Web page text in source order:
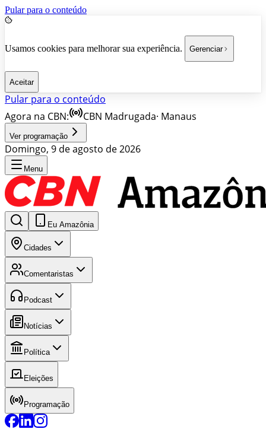
Pular para o conteúdo
Usamos cookies para melhorar sua experiência. Gerenciar
Aceitar
Pular para o conteúdo
Agora na CBN:
CBN Madrugada· Manaus
Ver programação
Domingo, 9 de agosto de 2026
Menu
Eu Amazônia
Cidades
Comentaristas
Podcast
Notícias
Política
Eleições
Programação